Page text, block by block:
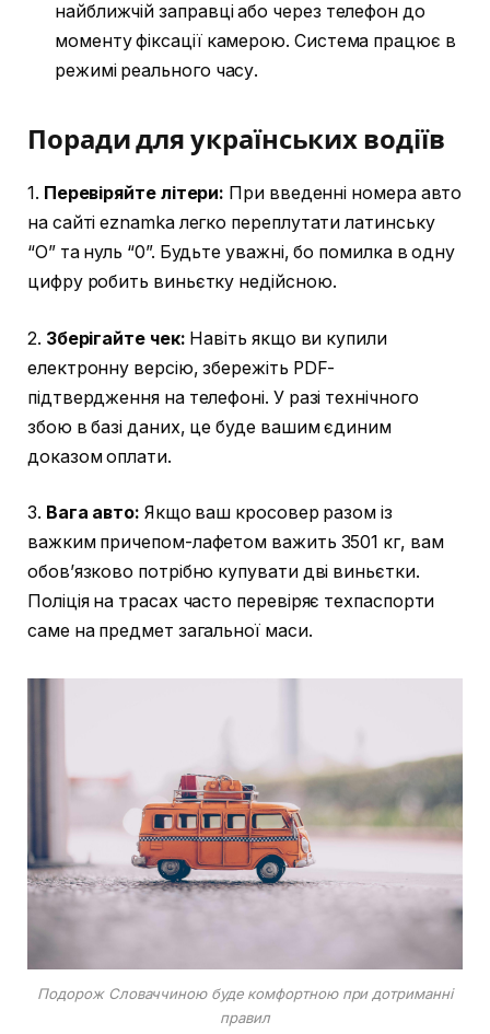
найближчій заправці або через телефон до
моменту фіксації камерою. Система працює в
режимі реального часу.
Поради для українських водіїв
1. Перевіряйте літери: При введенні номера авто
на сайті eznamka легко переплутати латинську
“O” та нуль “0”. Будьте уважні, бо помилка в одну
цифру робить виньєтку недійсною.
2. Зберігайте чек: Навіть якщо ви купили
електронну версію, збережіть PDF-
підтвердження на телефоні. У разі технічного
збою в базі даних, це буде вашим єдиним
доказом оплати.
3. Вага авто: Якщо ваш кросовер разом із
важким причепом-лафетом важить 3501 кг, вам
обов’язково потрібно купувати дві виньєтки.
Поліція на трасах часто перевіряє техпаспорти
саме на предмет загальної маси.
Подорож Словаччиною буде комфортною при дотриманні
правил